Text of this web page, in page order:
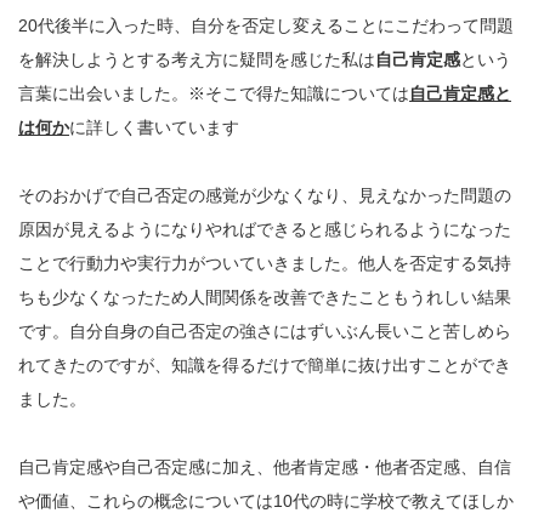
20代後半に入った時、自分を否定し変えることにこだわって問題
を解決しようとする考え方に疑問を感じた私は自己肯定感という
言葉に出会いました。※そこで得た知識については自己肯定感と
は何かに詳しく書いています
そのおかげで自己否定の感覚が少なくなり、見えなかった問題の
原因が見えるようになりやればできると感じられるようになった
ことで行動力や実行力がついていきました。他人を否定する気持
ちも少なくなったため人間関係を改善できたこともうれしい結果
です。自分自身の自己否定の強さにはずいぶん長いこと苦しめら
れてきたのですが、知識を得るだけで簡単に抜け出すことができ
ました。
自己肯定感や自己否定感に加え、他者肯定感・他者否定感、自信
や価値、これらの概念については10代の時に学校で教えてほしか